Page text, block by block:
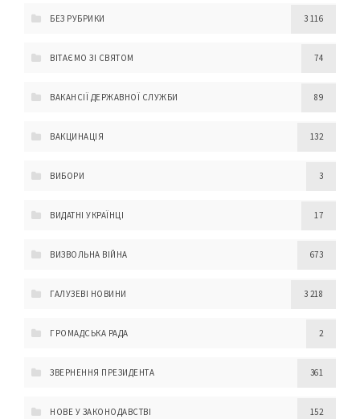
БЕЗ РУБРИКИ 3 116
ВІТАЄМО ЗІ СВЯТОМ 74
ВАКАНСІЇ ДЕРЖАВНОЇ СЛУЖБИ 89
ВАКЦИНАЦІЯ 132
ВИБОРИ 3
ВИДАТНІ УКРАЇНЦІ 17
ВИЗВОЛЬНА ВІЙНА 673
ГАЛУЗЕВІ НОВИНИ 3 218
ГРОМАДСЬКА РАДА 2
ЗВЕРНЕННЯ ПРЕЗИДЕНТА 361
НОВЕ У ЗАКОНОДАВСТВІ 152